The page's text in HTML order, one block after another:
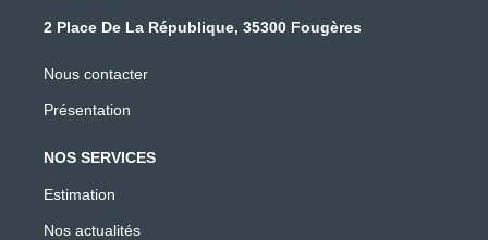
2 Place De La République, 35300 Fougères
Nous contacter
Présentation
NOS SERVICES
Estimation
Nos actualités